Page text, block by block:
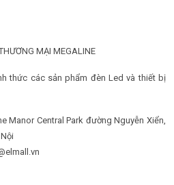
MẠI MEGALINE
thức các sản phẩm đèn Led và thiết bị
Manor Central Park đường Nguyễn Xiển,